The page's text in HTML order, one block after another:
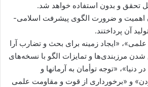
تحقق و بدون استفاده خواهد شد.
اهمیت و ضرورت الگوی پیشرفت اسلامی-
آن پرداختند.
علمی»، «ایجاد زمینه برای بحث و تضارب آرا
مرزبندی‌ها و تمایزات الگو با نسخه‌های
دنیا»، «توجه توأمان به آرمانها و
و «برخورداری از قوت و مقاومت علمی